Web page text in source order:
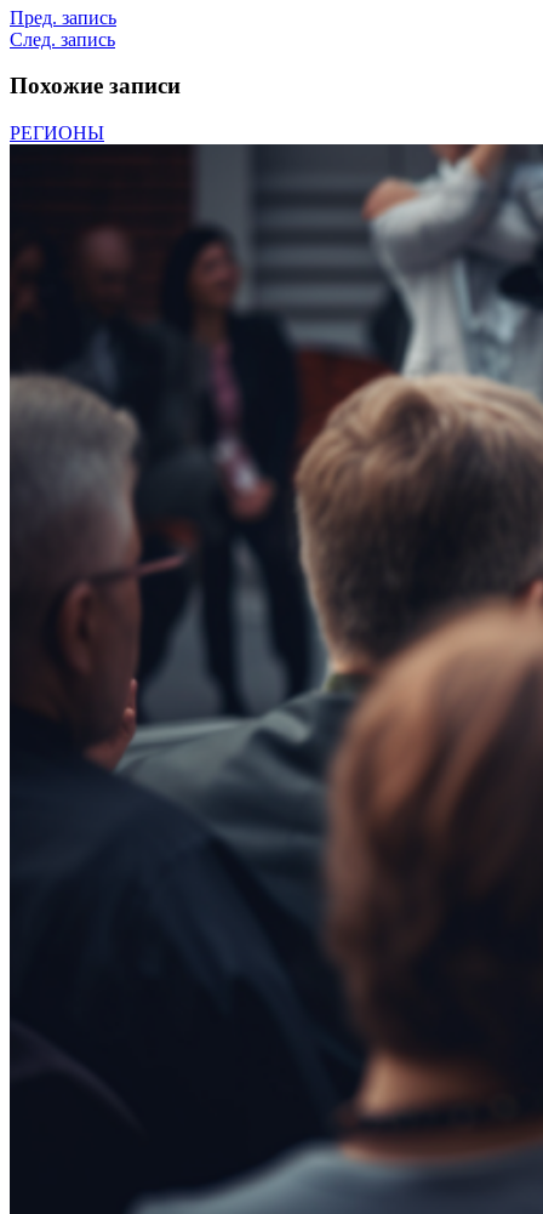
Пред. запись
След. запись
Похожие записи
РЕГИОНЫ